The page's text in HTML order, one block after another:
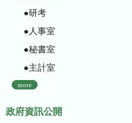
●研考
●人事室
●秘書室
●主計室
more
政府資訊公開